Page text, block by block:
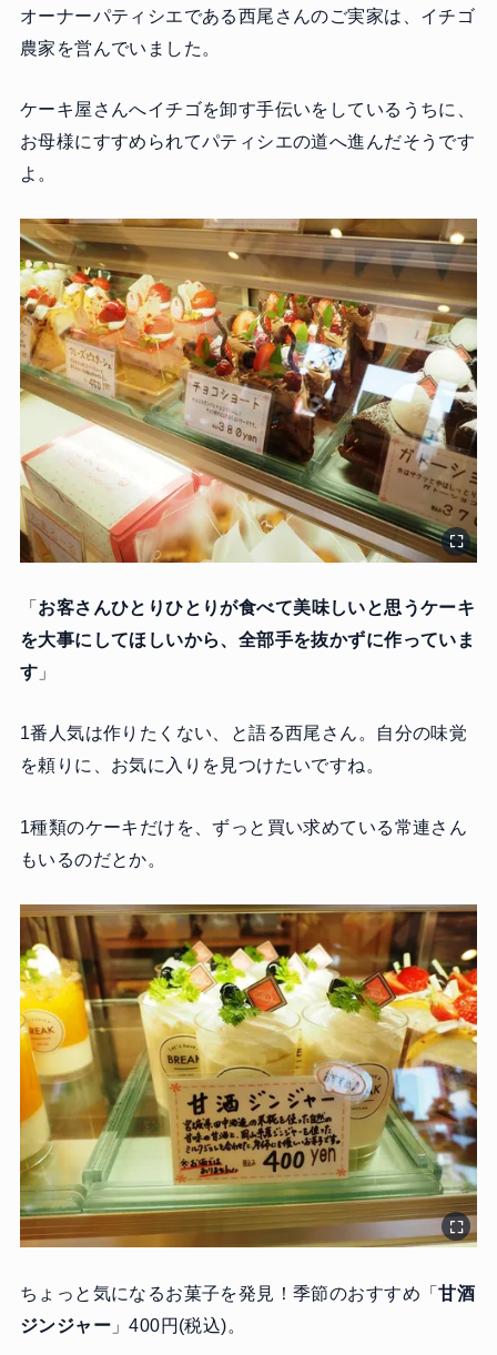
オーナーパティシエである西尾さんのご実家は、イチゴ
農家を営んでいました。
ケーキ屋さんへイチゴを卸す手伝いをしているうちに、
お母様にすすめられてパティシエの道へ進んだそうです
よ。
「お客さんひとりひとりが食べて美味しいと思うケーキ
を大事にしてほしいから、全部手を抜かずに作っていま
す 」
1番人気は作りたくない、と語る西尾さん。自分の味覚
を頼りに、お気に入りを見つけたいですね。
1種類のケーキだけを、ずっと買い求めている常連さん
もいるのだとか。
ちょっと気になるお菓子を発見！季節のおすすめ「甘酒
ジンジャー」400円(税込)。